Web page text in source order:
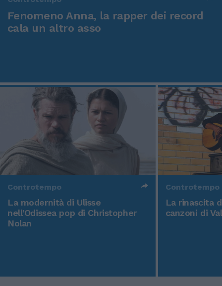
Fenomeno Anna, la rapper dei record
cala un altro asso
Controtempo
La modernità di Ulisse
nell'Odissea pop di Christopher
Nolan
Controtempo
La rinascita
canzoni di